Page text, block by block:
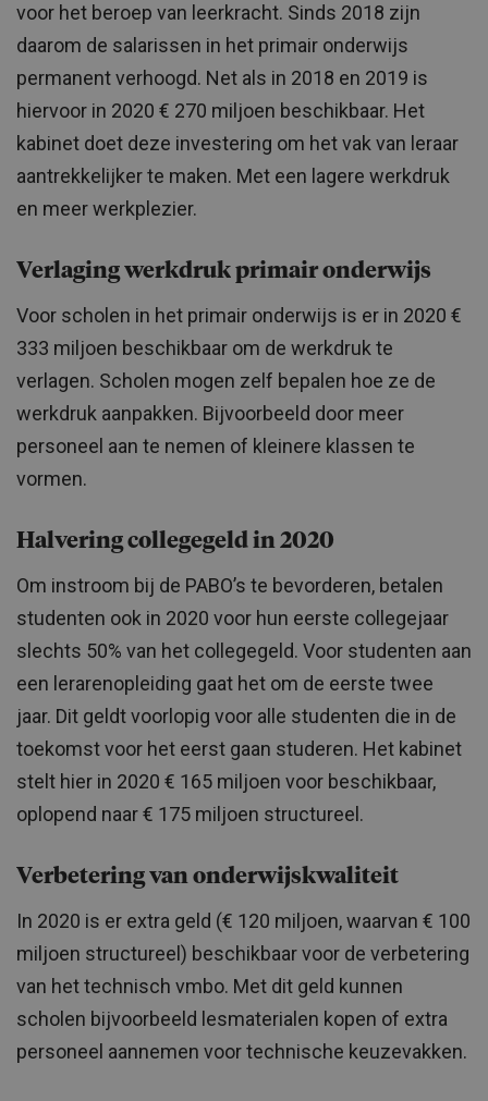
voor het beroep van leerkracht. Sinds 2018 zijn
daarom de salarissen in het primair onderwijs
permanent verhoogd. Net als in 2018 en 2019 is
hiervoor in 2020 € 270 miljoen beschikbaar. Het
kabinet doet deze investering om het vak van leraar
aantrekkelijker te maken. Met een lagere werkdruk
en meer werkplezier.
Verlaging werkdruk primair onderwijs
Voor scholen in het primair onderwijs is er in 2020 €
333 miljoen beschikbaar om de werkdruk te
verlagen. Scholen mogen zelf bepalen hoe ze de
werkdruk aanpakken. Bijvoorbeeld door meer
personeel aan te nemen of kleinere klassen te
vormen.
Halvering collegegeld in 2020
Om instroom bij de PABO’s te bevorderen, betalen
studenten ook in 2020 voor hun eerste collegejaar
slechts 50% van het collegegeld. Voor studenten aan
een lerarenopleiding gaat het om de eerste twee
jaar. Dit geldt voorlopig voor alle studenten die in de
toekomst voor het eerst gaan studeren. Het kabinet
stelt hier in 2020 € 165 miljoen voor beschikbaar,
oplopend naar € 175 miljoen structureel.
Verbetering van onderwijskwaliteit
In 2020 is er extra geld (€ 120 miljoen, waarvan € 100
miljoen structureel) beschikbaar voor de verbetering
van het technisch vmbo. Met dit geld kunnen
scholen bijvoorbeeld lesmaterialen kopen of extra
personeel aannemen voor technische keuzevakken.